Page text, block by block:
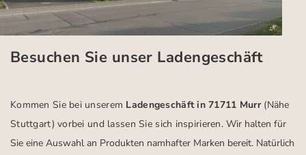
Besuchen Sie unser Ladengeschäft
Kommen Sie bei unserem Ladengeschäft in 71711 Murr (Nähe
Stuttgart) vorbei und lassen Sie sich inspirieren.Wir halten für
Sie eine Auswahl an Produkten namhafter Marken bereit. Natürlich